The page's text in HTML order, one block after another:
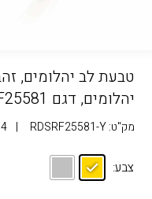
יהלומים, דגם RDSRF25581
מק"ט:RDSRF25581-Y
| 4 במלאי
צבע: